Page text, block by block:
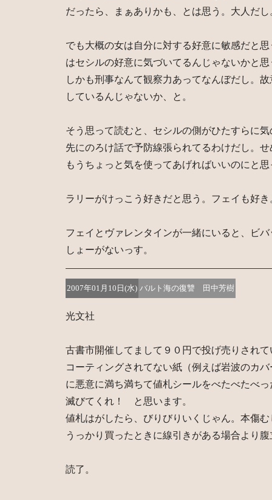
だったら、まぁありかも、とは思う。大人だし
でも大概の女は自分に対する好意に敏感だと
はセシルの好意に気づいてるんじゃないかと
しかも刑事なんて観察力あってなんぼだし。
しているんじゃないか、と。
そう思って読むと、セシルの側がひたすらに気
先にのろけ話で予防線張られてるわけだし。
もうちょっと気を使ってあげればいいのにと
ラリーがけっこう好きだと思う。フェイも好き
フェイとヴァレンタインが一緒にいると、ビ
しょーがないっす。
2007年01月10日(水) バルト海の復讐 田中芳樹
光文社
古書市開催してまして９０円で投げ売りされ
コーティングされてない紙（例えば岩波のカ
に悪意に満ち満ちて値札シールをべたべたべ
滅びてくれ！ と思います。
値札はがしたら、びりびりいくじゃん。本傷
うっかり買ったときに線引きがある場合より
読了。